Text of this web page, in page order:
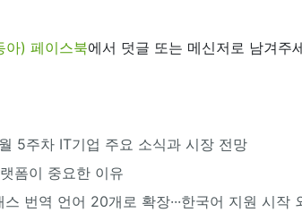
아) 페이스북에서 덧글 또는 메신저로 남겨주
5주차 IT기업 주요 소식과 시장 전망
폼이 중요한 이유
번역 언어 20개로 확장···한국어 지원 시작